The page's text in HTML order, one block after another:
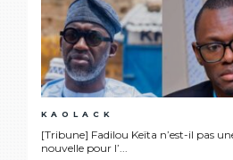
KAOLACK
[Tribune] Fadilou Keïta n’est-il pas
nouvelle pour l’...